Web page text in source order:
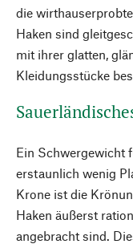
die
Haken sind
mit ihrer glatten,
Kleidungsstücke
Ein Schwergewicht
erstaunlich wenig
Krone ist die
Haken äußerst
angebracht sind.